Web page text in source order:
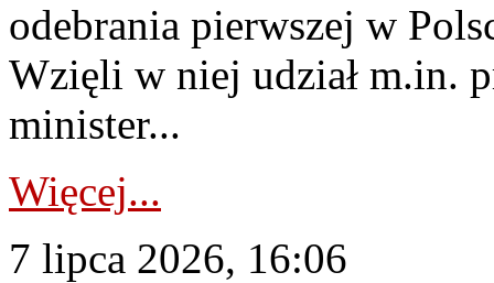
odebrania pierwszej w
Wzięli w niej udział m.in.
minister...
Więcej...
7 lipca 2026, 16:06